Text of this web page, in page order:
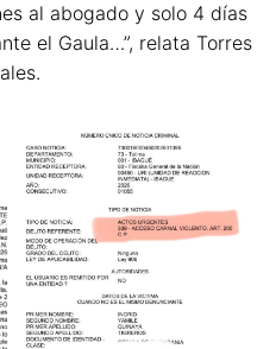
al abogado y solo 4 días
el Gaula…”, relata Torres